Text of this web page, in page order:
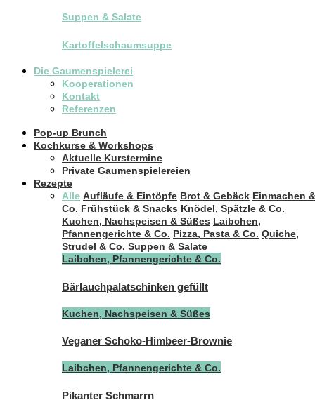
Suppen & Salate
Kartoffelschaumsuppe
Die Gaumenspielerei
Kooperationen
Kontakt
Referenzen
Pop-up Brunch
Kochkurse & Workshops
Aktuelle Kurstermine
Private Gaumenspielereien
Rezepte
Alle Aufläufe & Eintöpfe Brot & Gebäck Einmachen &
Co. Frühstück & Snacks Knödel, Spätzle & Co.
Kuchen, Nachspeisen & Süßes Laibchen,
Pfannengerichte & Co. Pizza, Pasta & Co. Quiche,
Strudel & Co. Suppen & Salate
Laibchen, Pfannengerichte & Co.
Bärlauchpalatschinken gefüllt
Kuchen, Nachspeisen & Süßes
Veganer Schoko-Himbeer-Brownie
Laibchen, Pfannengerichte & Co.
Pikanter Schmarrn